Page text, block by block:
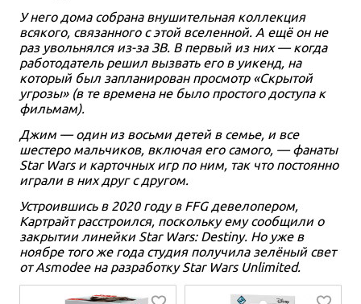
У него дома собрана внушительная коллекция
всякого, связанного с этой вселенной. А ещё он не
раз увольнялся из-за ЗВ. В первый из них — когда
работодатель решил вызвать его в уикенд, на
который был запланирован просмотр «Скрытой
угрозы» (в те времена не было простого доступа к
фильмам).
Джим — один из восьми детей в семье, и все
шестеро мальчиков, включая его самого, — фанаты
Star Wars и карточных игр по ним, так что постоянно
играли в них друг с другом.
Устроившись в 2020 году в FFG девелопером,
Картрайт расстроился, поскольку ему сообщили о
закрытии линейки Star Wars: Destiny. Но уже в
ноябре того же года студия получила зелёный свет
от Asmodee на разработку Star Wars Unlimited.